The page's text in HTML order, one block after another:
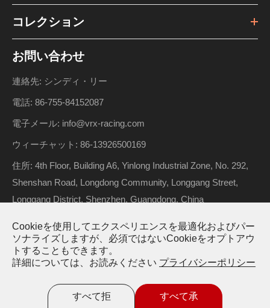
るか、または分解する方法か。
RCカーのマスターディファレンシャルメンテナンス! このチ
ュートリアルでは、フロントディファレンシャル分解につい
て説明します。2階プレート、フロントアーム、バンパー、
サスペンションマウントを取り外してギアにアクセスしま
コレクション
お問い合わせ
連絡先: シンディ・リー
電話: 86-755-84152087
電子メール: info@vrx-racing.com
ウィーチャット: 86-13926500169
住所: 4th Floor, Building A6, Yinlong Industrial Zone, No. 292,
Shenshan Road, Longdong Community, Longgang Street,
Longgang District, Shenzhen, Guangdong, China
著作権 © Riverhobby Tech (Shenzhen) Co., Ltd.
が予約されています。
サイトマップ プライバシーポリシー
Cookieを使用してエクスペリエンスを最適化およびパー
ソナライズしますが、必須ではないCookieをオプトアウ
トすることもできます。
詳細については、お読みください プライバシーポリシー
すべて拒 すべて承